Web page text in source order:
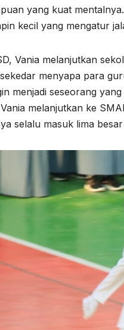
yang kuat
kecil yang mengatur
Vania melanjutkan
menyapa para
menjadi seseorang
melanjutkan ke
selalu masuk lima